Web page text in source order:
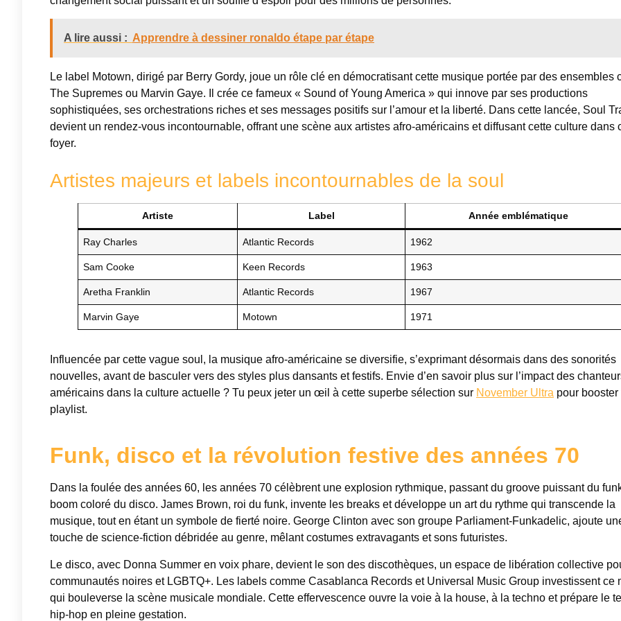
A lire aussi : Apprendre à dessiner ronaldo étape par étape
Le label Motown, dirigé par Berry Gordy, joue un rôle clé en démocratisant cette musique portée par des ensembles
The Supremes ou Marvin Gaye. Il crée ce fameux « Sound of Young America » qui innove par ses productions
sophistiquées, ses orchestrations riches et ses messages positifs sur l’amour et la liberté. Dans cette lancée, Soul
devient un rendez-vous incontournable, offrant une scène aux artistes afro-américains et diffusant cette culture dans
foyer.
Artistes majeurs et labels incontournables de la soul
Artiste Label Année emblématique
Ray Charles Atlantic Records 1962
Sam Cooke Keen Records 1963
Aretha Franklin Atlantic Records 1967
Marvin Gaye Motown 1971
Influencée par cette vague soul, la musique afro-américaine se diversifie, s’exprimant désormais dans des sonorités
nouvelles, avant de basculer vers des styles plus dansants et festifs. Envie d’en savoir plus sur l’impact des
américains dans la culture actuelle ? Tu peux jeter un œil à cette superbe sélection sur November Ultra pour booster
playlist.
Funk, disco et la révolution festive des années 70
Dans la foulée des années 60, les années 70 célèbrent une explosion rythmique, passant du groove puissant du
boom coloré du disco. James Brown, roi du funk, invente les breaks et développe un art du rythme qui transcende la
musique, tout en étant un symbole de fierté noire. George Clinton avec son groupe Parliament-Funkadelic, ajoute
touche de science-fiction débridée au genre, mêlant costumes extravagants et sons futuristes.
Le disco, avec Donna Summer en voix phare, devient le son des discothèques, un espace de libération collective
communautés noires et LGBTQ+. Les labels comme Casablanca Records et Universal Music Group investissent ce
qui bouleverse la scène musicale mondiale. Cette effervescence ouvre la voie à la house, à la techno et prépare le
hip-hop en pleine gestation.